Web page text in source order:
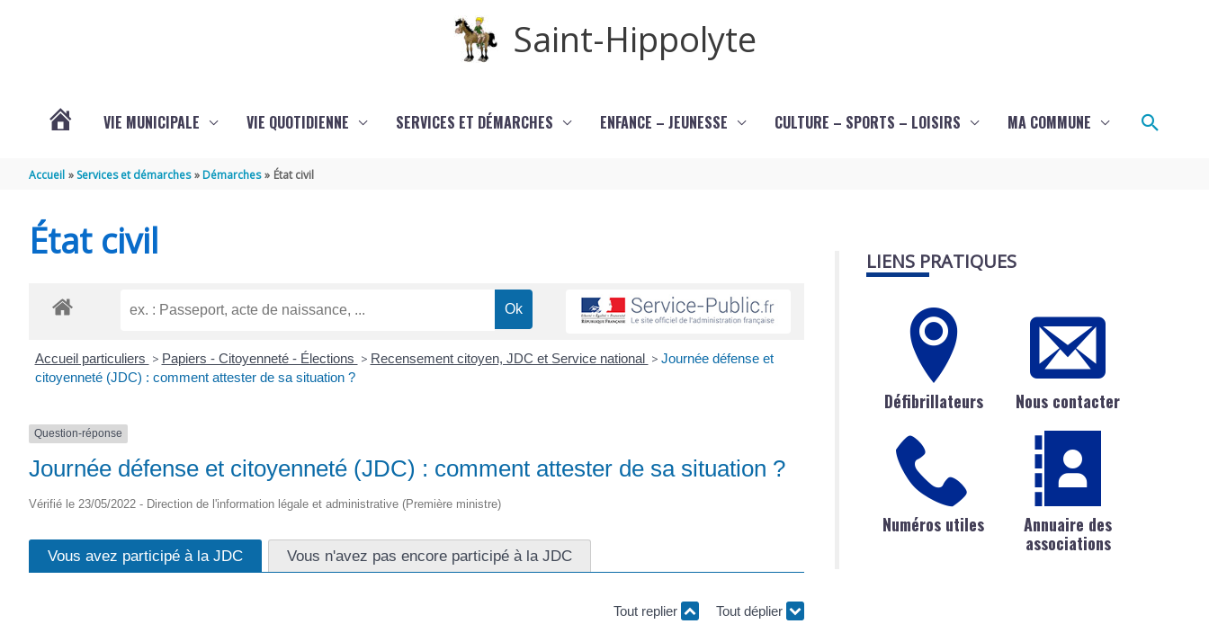
Saint-Hippolyte
SAINT-
HIPPOLYTE
(17430)
VIE MUNICIPALE VIE QUOTIDIENNE SERVICES ET DÉMARCHES ENFANCE – JEUNESSE CULTURE – SPORTS – LOISIRS MA COMMUNE
Accueil Services et démarches Démarches État civil
État civil
Accueil particuliers > Papiers - Citoyenneté - Élections > Recensement citoyen, JDC et Service national > Journée défense et
citoyenneté (JDC) : comment attester de sa situation ?
Question-réponse
Journée défense et citoyenneté (JDC) : comment attester de sa situation ?
Vérifié le 23/05/2022 - Direction de l'information légale et administrative (Première ministre)
Vous avez participé à la JDC Vous n'avez pas encore participé à la JDC
Tout replier Tout déplier
LIENS PRATIQUES
Défibrillateurs Nous contacter
Numéros utiles
Annuaire des
associations